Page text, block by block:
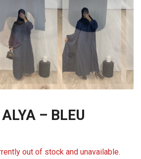
– BLEU
out of stock and unavailable.